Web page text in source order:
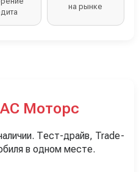
на рынке
Моторс
Тест-драйв, Trade-
в одном месте.